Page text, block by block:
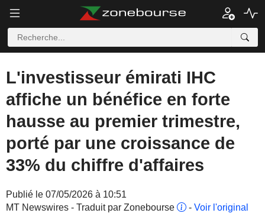
L'investisseur émirati IHC
affiche un bénéfice en forte
hausse au premier trimestre,
porté par une croissance de
33% du chiffre d'affaires
Publié le 07/05/2026 à 10:51
MT Newswires - Traduit par Zonebourse
- Voir l'original